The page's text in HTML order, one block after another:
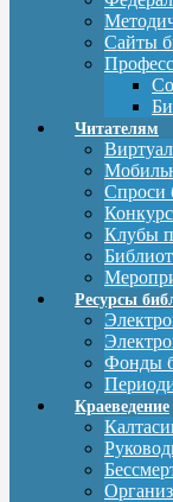
Сайты
Читателям
Спроси
Клубы
Ресурсы
Фонды
Краеведение